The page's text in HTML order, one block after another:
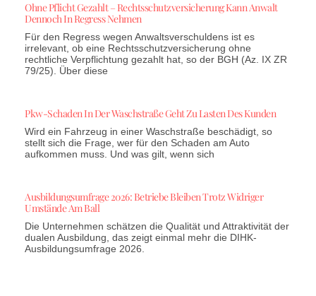
Ohne Pflicht Gezahlt – Rechtsschutzversicherung Kann Anwalt
Dennoch In Regress Nehmen
Für den Regress wegen Anwaltsverschuldens ist es
irrelevant, ob eine Rechtsschutzversicherung ohne
rechtliche Verpflichtung gezahlt hat, so der BGH (Az. IX ZR
79/25). Über diese
Pkw-Schaden In Der Waschstraße Geht Zu Lasten Des Kunden
Wird ein Fahrzeug in einer Waschstraße beschädigt, so
stellt sich die Frage, wer für den Schaden am Auto
aufkommen muss. Und was gilt, wenn sich
Ausbildungsumfrage 2026: Betriebe Bleiben Trotz Widriger
Umstände Am Ball
Die Unternehmen schätzen die Qualität und Attraktivität der
dualen Ausbildung, das zeigt einmal mehr die DIHK-
Ausbildungsumfrage 2026.